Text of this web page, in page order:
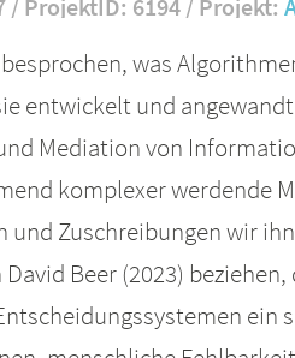
/ ProjektID: 6194 / Projekt:
was
entwickelt und
Mediation von
komplexer werdende
Zuschreibungen wir
Beer (2023)